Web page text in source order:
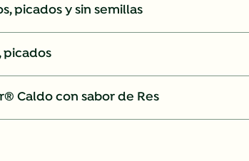
picados y sin semillas
picados
Caldo con sabor de Res